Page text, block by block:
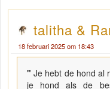
talitha &
18 februari 2025 om 18:43
"Je hebt de hond al
je hond als de